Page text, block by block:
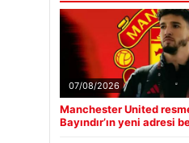
07/08/2026
Manchester United
Bayındır’ın yeni adresi